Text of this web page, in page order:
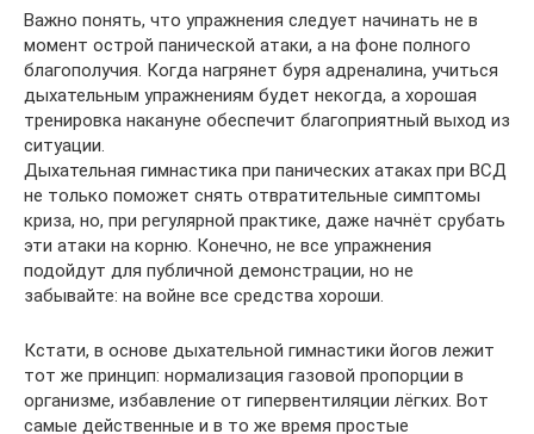
Важно понять, что упражнения следует начинать не в
момент острой панической атаки, а на фоне полного
благополучия. Когда нагрянет буря адреналина, учиться
дыхательным упражнениям будет некогда, а хорошая
тренировка накануне обеспечит благоприятный выход из
ситуации.
Дыхательная гимнастика при панических атаках при ВСД
не только поможет снять отвратительные симптомы
криза, но, при регулярной практике, даже начнёт срубать
эти атаки на корню. Конечно, не все упражнения
подойдут для публичной демонстрации, но не
забывайте: на войне все средства хороши.
Кстати, в основе дыхательной гимнастики йогов лежит
тот же принцип: нормализация газовой пропорции в
организме, избавление от гипервентиляции лёгких. Вот
самые действенные и в то же время простые